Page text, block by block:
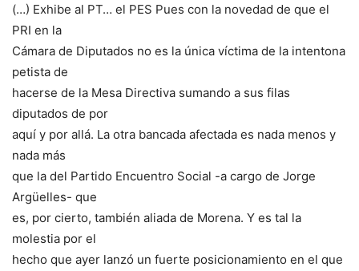
(…) Exhibe al PT… el PES Pues con la novedad de que el
PRI en la
Cámara de Diputados no es la única víctima de la intentona
petista de
hacerse de la Mesa Directiva sumando a sus filas
diputados de por
aquí y por allá. La otra bancada afectada es nada menos y
nada más
que la del Partido Encuentro Social -a cargo de Jorge
Argüelles- que
es, por cierto, también aliada de Morena. Y es tal la
molestia por el
hecho que ayer lanzó un fuerte posicionamiento en el que